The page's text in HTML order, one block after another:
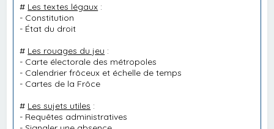
# Les textes légaux :
- Constitution
- État du droit
# Les rouages du jeu :
- Carte électorale des métropoles
- Calendrier frôceux et échelle de temps
- Cartes de la Frôce
# Les sujets utiles :
- Requêtes administratives